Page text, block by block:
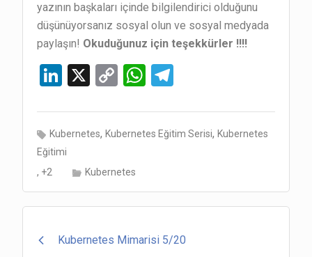
yazının başkaları içinde bilgilendirici olduğunu
düşünüyorsanız sosyal olun ve sosyal medyada
paylaşın! Okuduğunuz için teşekkürler !!!!
Li
ke
dI
n
X
C
py
Li
n
k
W
at
s
p
p
e
gr
m
Kubernetes,Kubernetes Eğitim Serisi,Kubernetes
Eğitimi
, +2
Kubernetes
Post
Kubernetes Mimarisi 5/20